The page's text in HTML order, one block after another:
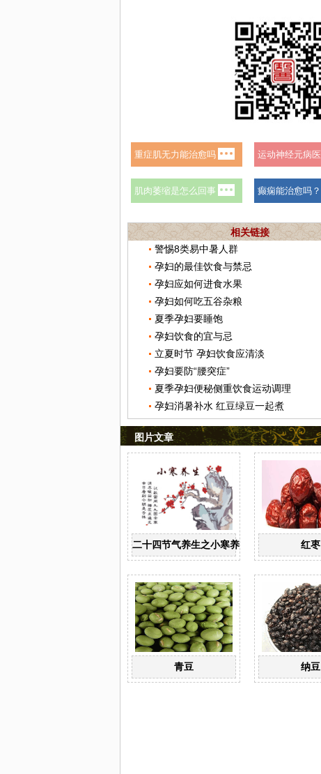
相关链接
警惕8类易中暑人群
孕妇的最佳饮食与禁忌
孕妇应如何进食水果
孕妇如何吃五谷杂粮
夏季孕妇要睡饱
孕妇饮食的宜与忌
立夏时节 孕妇饮食应清淡
孕妇要防“腰突症”
夏季孕妇便秘侧重饮食运动调理
孕妇消暑补水 红豆绿豆一起煮
图片文章
二十四节气养生之小寒养生 红枣
青豆 纳豆